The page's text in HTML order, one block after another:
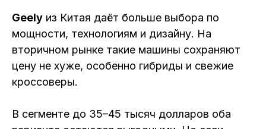
Geely из Китая даёт больше выбора по
мощности, технологиям и дизайну. На
вторичном рынке такие машины сохраняют
цену не хуже, особенно гибриды и свежие
кроссоверы.
В сегменте до 35–45 тысяч долларов оба